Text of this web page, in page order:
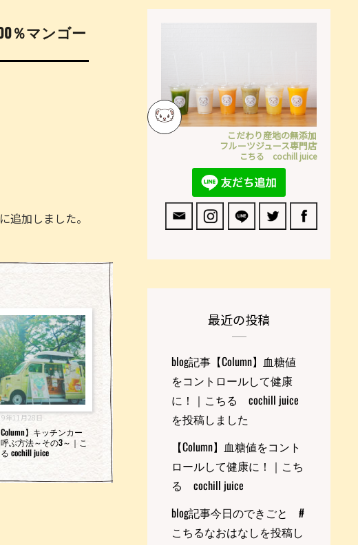
％マンゴー
に追加しました。
年11月28日
Column】キッチンカー
ぶ方法～その3～｜こ
cochill juice
こだわり産地の無添加
フルーツジュース専門店
こちる cochill juice
最近の投稿
blog記事【Column】血糖値
をコントロールして健康
に！｜こちる cochill juice
を投稿しました
【Column】血糖値をコント
ロールして健康に！｜こち
る cochill juice
blog記事今日のできごと #
こちるなおはなしを投稿し